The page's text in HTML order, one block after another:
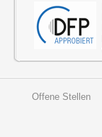
Offene Stellen